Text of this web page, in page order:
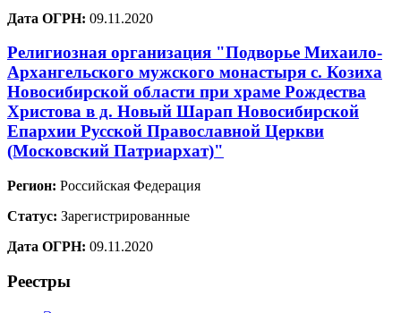
Дата ОГРН: 09.11.2020
Религиозная организация "Подворье Михаило-
Архангельского мужского монастыря с. Козиха
Новосибирской области при храме Рождества
Христова в д. Новый Шарап Новосибирской
Епархии Русской Православной Церкви
(Московский Патриархат)"
Регион: Российская Федерация
Статус: Зарегистрированные
Дата ОГРН: 09.11.2020
Реестры